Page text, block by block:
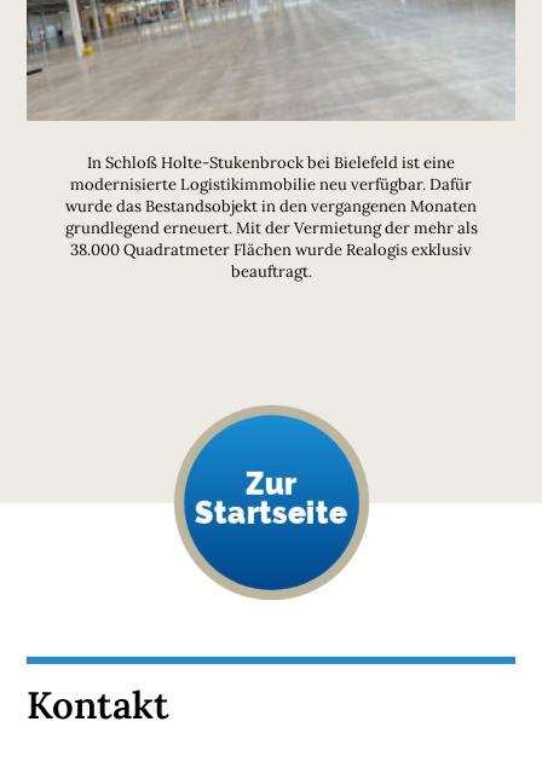
In Schloß Holte-Stukenbrock bei Bielefeld ist eine
modernisierte Logistikimmobilie neu verfügbar. Dafür
wurde das Bestandsobjekt in den vergangenen Monaten
grundlegend erneuert. Mit der Vermietung der mehr als
38.000 Quadratmeter Flächen wurde Realogis exklusiv
beauftragt.
Zur
Startseite
Kontakt